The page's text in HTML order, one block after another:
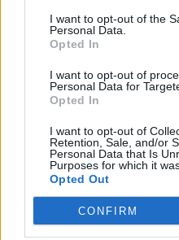
I want to opt-out of the
Personal Data.
Opted In
I want to opt-out of
Personal Data for
Opted In
I want to opt-out of
Retention, Sale, and/or
Personal Data that Is
Purposes for which it
Opted Out
CONFIRM
Τσακώθηκαν για την
να την πατήσει με το
βίντεο
Τροχαίο στη ΒΙΠΕ
Τραυματισμένο
Τοπική Κοινότητα
Νέα επιχείρηση της
ρομά στην Αρκαδία
Χειροπέδες σε
για υπόθεση